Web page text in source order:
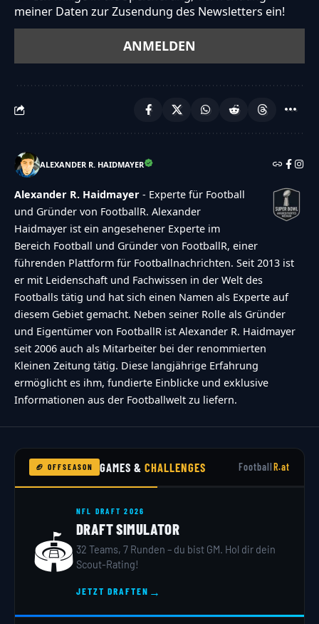
conditions","no-captcha-selected":"Captcha is
required","not-allowed-by-ban":"Abstimmen
nicht m\u00f6glich","not-allowed-by-
block":"Abstimmen nicht m\u00f6glich","not-
allowed-by-limit":"Abstimmen nicht
Vielen Dank f\u00fcr deine Teilnahme!","too-
many-chars-for-custom-field":"Text for
{custom_field_name} is too long"},"results":
{"single-vote":"Stimme","multiple-
votes":"Stimmen","single-
answer":"Antwort","multiple-
a-more\/nfl\/bills-db-hamlin-herzstillstand-feld-
kritischem-zustand"}
meiner Daten zur Zusendung des Newsletters ein!
ALEXANDER R. HAIDMAYER
Alexander R. Haidmayer - Experte für Football
und Gründer von FootballR. Alexander
Haidmayer ist ein angesehener Experte im
Bereich Football und Gründer von FootballR, einer
führenden Plattform für Footballnachrichten. Seit 2013 ist
er mit Leidenschaft und Fachwissen in der Welt des
Footballs tätig und hat sich einen Namen als Experte auf
diesem Gebiet gemacht. Neben seiner Rolle als Gründer
und Eigentümer von FootballR ist Alexander R. Haidmayer
seit 2006 auch als Mitarbeiter bei der renommierten
Kleinen Zeitung tätig. Diese langjährige Erfahrung
ermöglicht es ihm, fundierte Einblicke und exklusive
Informationen aus der Footballwelt zu liefern.
🏈 OFFSEASON GAMES &CHALLENGES FootballR.at
🏟️
NFL DRAFT 2026
DRAFT SIMULATOR
32 Teams, 7 Runden – du bist GM. Hol dir dein
Scout-Rating!
JETZT DRAFTEN →